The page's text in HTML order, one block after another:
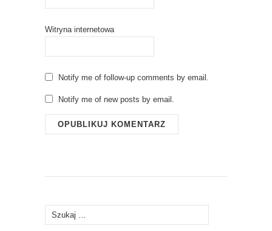
Witryna internetowa
Notify me of follow-up comments by email.
Notify me of new posts by email.
Szukaj: